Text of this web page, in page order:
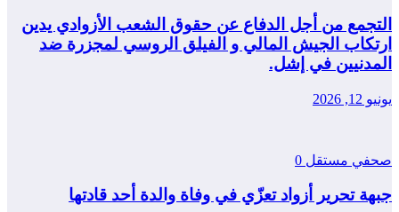
التجمع من أجل الدفاع عن حقوق الشعب الأزوادي يدين
ارتكاب الجيش المالي و الفيلق الروسي لمجزرة ضد
المدنيين في إشل.
يونيو 12, 2026
صحفي مستقل 0
جبهة تحرير أزواد تعزّي في وفاة والدة أحد قادتها